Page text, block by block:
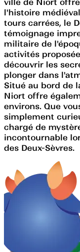
l'histoire
tours carrées, le
témoignage
militaire de
activités
découvrir les
plonger dans
Situé au bord de
Niort offre
environs. Que
simplement
chargé de
incontournable
des Deux-Sèvres.